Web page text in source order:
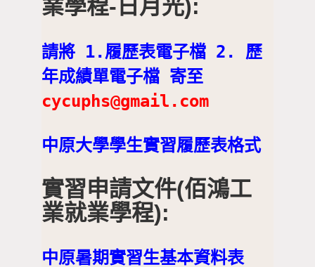
業學程-日月光):
請將 1.履歷表電子檔 2. 歷
年成績單電子檔 寄至
cycuphs@gmail.com
中原大學學生實習履歷表格式
實習申請文件(佰鴻工
業就業學程):
中原暑期實習生基本資料表